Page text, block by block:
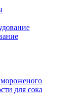
для сока